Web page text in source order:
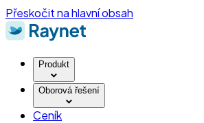
Přeskočit na hlavní obsah
Produkt
Oborová řešení
Ceník